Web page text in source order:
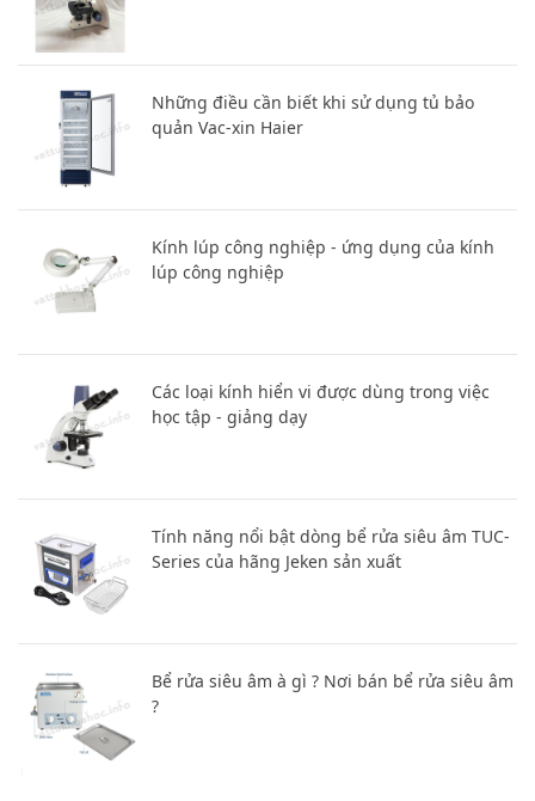
Những điều cần biết khi sử dụng tủ bảo
quản Vac-xin Haier
Kính lúp công nghiệp - ứng dụng của kính
lúp công nghiệp
Các loại kính hiển vi được dùng trong việc
học tập - giảng dạy
Tính năng nổi bật dòng bể rửa siêu âm TUC-
Series của hãng Jeken sản xuất
Bể rửa siêu âm à gì ? Nơi bán bể rửa siêu âm
?